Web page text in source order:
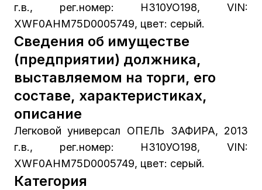
г.в., рег.номер: Н310УО198, VIN:
XWF0AHM75D0005749, цвет: серый.
Сведения об имуществе
(предприятии) должника,
выставляемом на торги, его
составе, характеристиках,
описание
Легковой универсал ОПЕЛЬ ЗАФИРА, 2013
г.в., рег.номер: Н310УО198, VIN:
XWF0AHM75D0005749, цвет: серый.
Категория